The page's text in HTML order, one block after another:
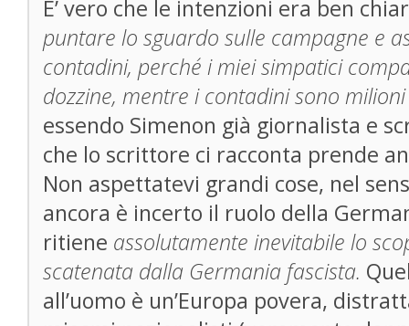
E’ vero che le intenzioni era ben
puntare lo sguardo sulle campagne e
contadini, perché i miei simpatici
dozzine, mentre i contadini sono milioni
essendo Simenon già giornalista e
che lo scrittore ci racconta prende
Non aspettatevi grandi cose, nel
ancora è incerto il ruolo della
ritiene assolutamente inevitabile lo
scatenata dalla Germania fascista.
all’uomo è un’Europa povera,